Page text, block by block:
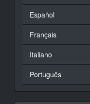
Español
Français
Italiano
Português